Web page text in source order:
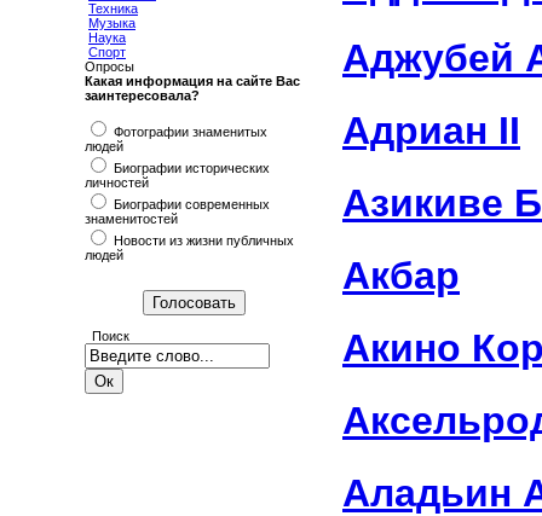
Техника
Музыка
Наука
Спорт
Опросы
Какая информация на сайте Вас
заинтересовала?
Фотографии знаменитых
людей
Биографии исторических
личностей
Биографии современных
знаменитостей
Новости из жизни публичных
людей
Поиск
Аджубей
Адриан II
Азикиве
Акбар
Акино
Аладьин